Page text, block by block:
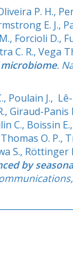
P. H.,
E. J.,
Forcioli D.,
C. R., Vega
.
Poulain J.,
Giraud-Panis
C., Boissin
O. P.,
S., Röttinger
by